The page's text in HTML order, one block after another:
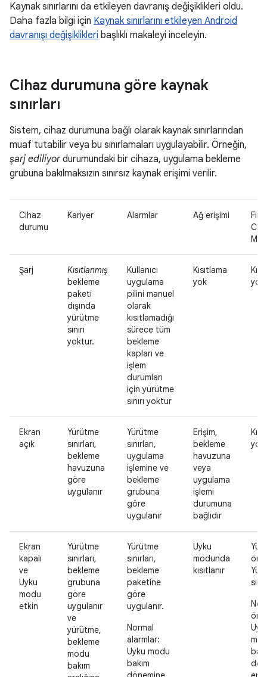
Kaynak sınırlarını da etkileyen davranış değişiklikleri oldu.
Daha fazla bilgi için Kaynak sınırlarını etkileyen Android
davranışı değişiklikleri başlıklı makaleyi inceleyin.
Cihaz durumuna göre kaynak
sınırları
Sistem, cihaz durumuna bağlı olarak kaynak sınırlarından
muaf tutabilir veya bu sınırlamaları uygulayabilir. Örneğin,
şarj ediliyordurumundaki bir cihaza, uygulama bekleme
grubuna bakılmaksızın sınırsız kaynak erişimi verilir.
Cihaz
durumu
Kariyer Alarmlar Ağ erişimi
Şarj
Kısıtlanmış
bekleme
paketi
dışında
yürütme
sınırı
yoktur.
Kullanıcı
uygulama
pilini manuel
olarak
kısıtlamadığı
sürece tüm
bekleme
kapları ve
işlem
durumları
için yürütme
sınırı yoktur
Kısıtlama
yok
yok
Ekran
açık
Yürütme
sınırları,
bekleme
havuzuna
göre
uygulanır
Yürütme
sınırları,
uygulama
işlemine ve
bekleme
grubuna
göre
uygulanır
Erişim,
bekleme
havuzuna
veya
uygulama
işlemi
durumuna
bağlıdır
yok
Ekran
kapalı
ve
Uyku
modu
etkin
Yürütme
sınırları,
bekleme
grubuna
göre
uygulanır
ve
yürütme,
bekleme
modu
bakım
Yürütme
sınırları,
bekleme
paketine
göre
uygulanır.
Normal
alarmlar:
Uyku modu
bakım
Uyku
modunda
kısıtlanır